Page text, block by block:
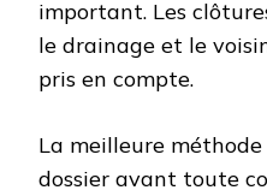
important. Les
le drainage et le
pris en compte.
La meilleure
dossier avant toute